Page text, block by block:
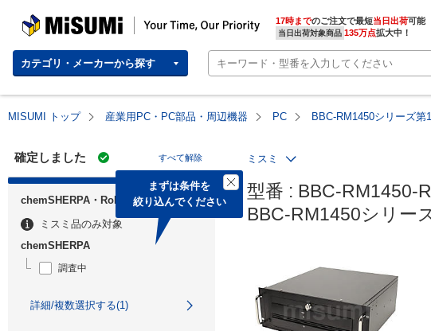
MISUMI | Your Time, Our Priority 17時までのご注文で最短当日出荷
当日出荷対象商品 135万点拡大中！
カテゴリ・メーカーから探す
MISUMI トップ 産業用PC・PC部品・周辺機器 PC BBC-RM1450シリーズ第
確定しました すべて解除
まずは条件を
絞り込んでください
chemSHERPA・RoHS
ミスミ品のみ対象
chemSHERPA
調査中
詳細/複数選択する(1)
ミスミ
型番 : BBC-RM1450-
BBC-RM1450シリー